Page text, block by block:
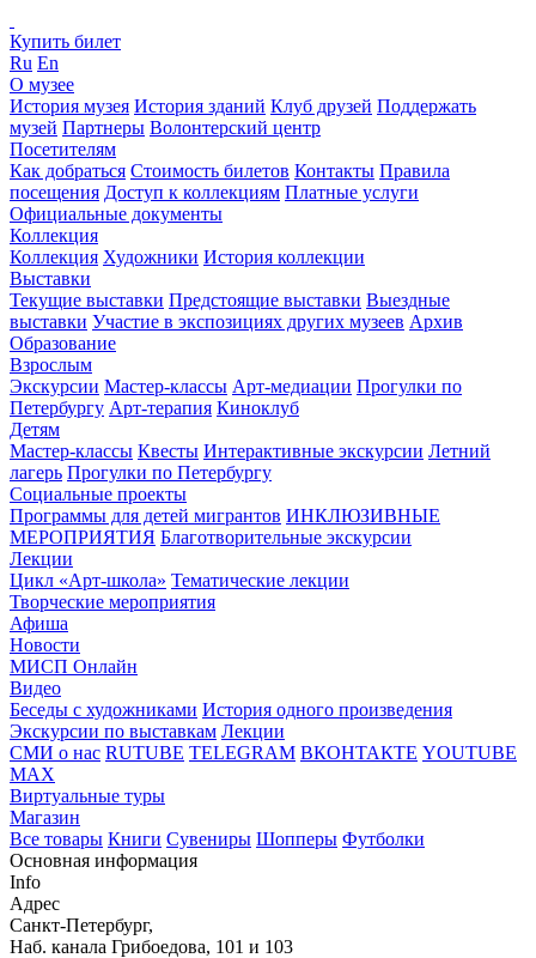
Купить билет
Ru En
О музее
История музея История зданий Клуб друзей Поддержать
музей Партнеры Волонтерский центр
Посетителям
Как добраться Стоимость билетов Контакты Правила
посещения Доступ к коллекциям Платные услуги
Официальные документы
Коллекция
Коллекция Художники История коллекции
Выставки
Текущие выставки Предстоящие выставки Выездные
выставки Участие в экспозициях других музеев Архив
Образование
Взрослым
Экскурсии Мастер-классы Арт-медиации Прогулки по
Петербургу Арт-терапия Киноклуб
Детям
Мастер-классы Квесты Интерактивные экскурсии Летний
лагерь Прогулки по Петербургу
Социальные проекты
Программы для детей мигрантов ИНКЛЮЗИВНЫЕ
МЕРОПРИЯТИЯ Благотворительные экскурсии
Лекции
Цикл «Арт-школа» Тематические лекции
Творческие мероприятия
Афиша
Новости
МИСП Онлайн
Видео
Беседы с художниками История одного произведения
Экскурсии по выставкам Лекции
СМИ о нас RUTUBE TELEGRAM ВКОНТАКТЕ YOUTUBE
MAX
Виртуальные туры
Магазин
Все товары Книги Сувениры Шопперы Футболки
Основная информация
Info
Адрес
Санкт-Петербург,
Наб. канала Грибоедова, 101 и 103